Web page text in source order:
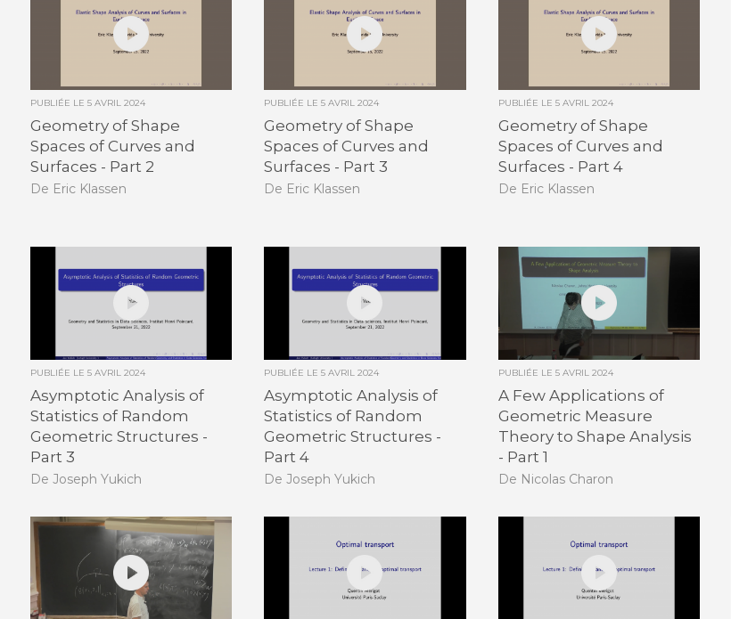
PUBLIÉE LE 5 AVRIL 2024
Geometry of Shape
Spaces of Curves and
Surfaces - Part 2
De Eric Klassen
PUBLIÉE LE5 AVRIL 2024
Geometry of Shape
Spaces of Curves and
Surfaces - Part 3
De Eric Klassen
PUBLIÉE LE 5 AVRIL 2024
Geometry of Shape
Spaces of Curves and
Surfaces - Part 4
De Eric Klassen
PUBLIÉE LE 5 AVRIL 2024
Asymptotic Analysis of
Statistics of Random
Geometric Structures -
Part 3
De Joseph Yukich
PUBLIÉE LE5 AVRIL 2024
Asymptotic Analysis of
Statistics of Random
Geometric Structures -
Part 4
De Joseph Yukich
PUBLIÉE LE 5 AVRIL 2024
A Few Applications of
Geometric Measure
Theory to Shape Analysis
- Part 1
De Nicolas Charon